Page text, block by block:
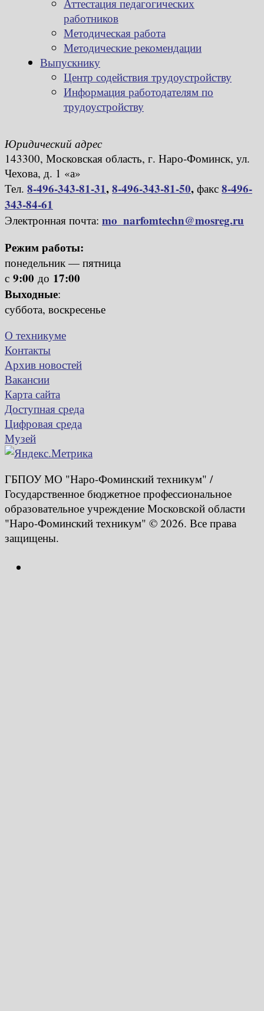
Аттестация педагогических
работников
Методическая работа
Методические рекомендации
Выпускнику
Центр содействия трудоустройству
Информация работодателям по
трудоустройству
Юридический адрес
143300, Московская область, г. Наро-Фоминск, ул.
Чехова, д. 1 «а»
Тел. 8-496-343-81-31,8-496-343-81-50, факс 8-496-
343-84-61
Электронная почта: mo_narfomtechn@mosreg.ru
Режим работы:
понедельник — пятница
с 9:00 до 17:00
Выходные:
суббота, воскресенье
О техникуме
Контакты
Архив новостей
Вакансии
Карта сайта
Доступная среда
Цифровая среда
Музей
ГБПОУ МО "Наро-Фоминский техникум" /
Государственное бюджетное профессиональное
образовательное учреждение Московской области
"Наро-Фоминский техникум" © 2026. Все права
защищены.